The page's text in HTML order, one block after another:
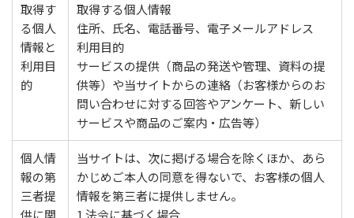
取得す
る個人
情報と
利用目
的
取得する個人情報
住所、氏名、電話番号、電子メールアドレス
利用目的
サービスの提供（商品の発送や管理、資料の提
供等）や当サイトからの連絡（お客様からのお
問い合わせに対する回答やアンケート、新しい
サービスや商品のご案内・広告等）
個人情
報の第
三者提
供に関
当サイトは、次に掲げる場合を除くほか、あら
かじめご本人の同意を得ないで、お客様の個人
情報を第三者に提供しません。
1.法令に基づく場合